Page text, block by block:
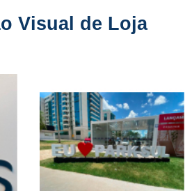
Visual de Loja